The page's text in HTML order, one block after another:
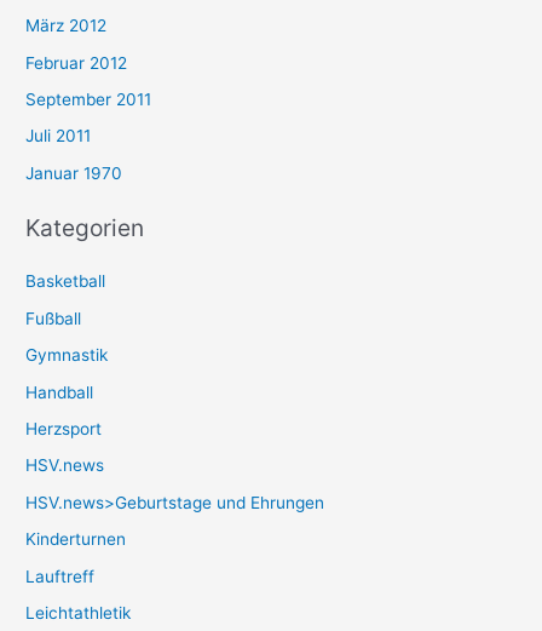
März 2012
Februar 2012
September 2011
Juli 2011
Januar 1970
Kategorien
Basketball
Fußball
Gymnastik
Handball
Herzsport
HSV.news
HSV.news>Geburtstage und Ehrungen
Kinderturnen
Lauftreff
Leichtathletik